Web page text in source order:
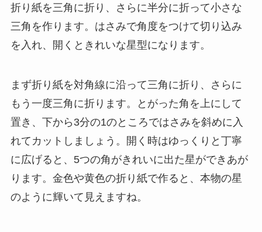
折り紙を三角に折り、さらに半分に折って小さな
三角を作ります。はさみで角度をつけて切り込み
を入れ、開くときれいな星型になります。
まず折り紙を対角線に沿って三角に折り、さらに
もう一度三角に折ります。とがった角を上にして
置き、下から3分の1のところではさみを斜めに入
れてカットしましょう。開く時はゆっくりと丁寧
に広げると、5つの角がきれいに出た星ができあが
ります。金色や黄色の折り紙で作ると、本物の星
のように輝いて見えますね。